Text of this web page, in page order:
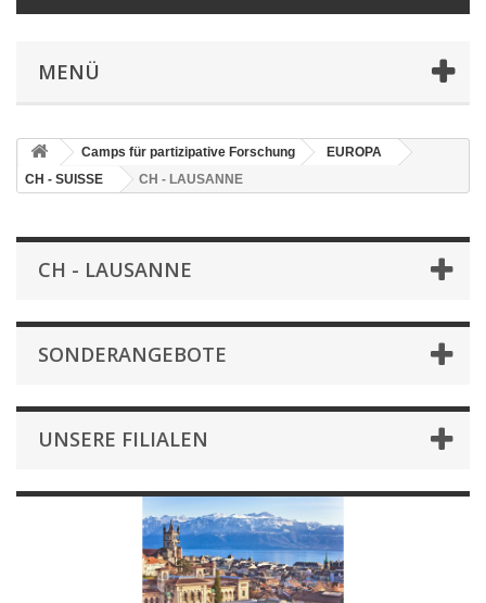
MENÜ
Camps für partizipative Forschung
EUROPA
CH - SUISSE
CH - LAUSANNE
CH - LAUSANNE
SONDERANGEBOTE
UNSERE FILIALEN